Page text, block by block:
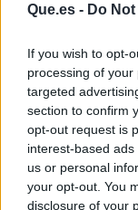
Que.es - Do
If you wish to opt-
processing of
targeted
section to confirm
opt-out request is
interest-based
us or personal
your opt-out. You
disclosure of your